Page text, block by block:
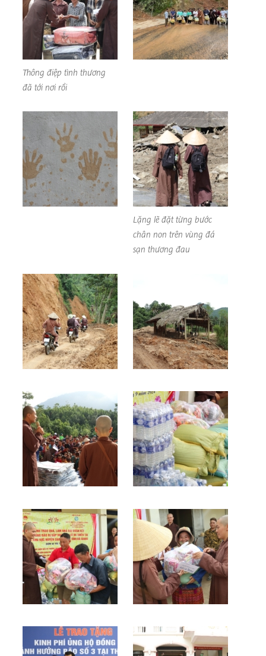
Thông điệp tình thương
đã tới nơi rồi
Lặng lẽ đặt từng bước
chân non trên vùng đá
sạn thương đau